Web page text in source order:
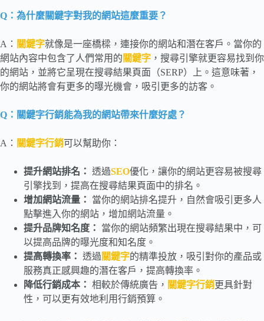
Q：為什麼關鍵字對我的網站這麼重要？
A： 關鍵字就像是一座橋樑，連接你的網站和潛在客戶。當你的
網站內容中包含了人們常用的 關鍵字 ，搜尋引擎就更容易找到你
的網站，並將它呈現在搜尋結果頁面（SERP）上。這意味著，
你的網站將會有更多的曝光機會，吸引更多的訪客。
Q：關鍵字行銷能為我的網站帶來什麼好處？
A： 關鍵字行銷可以幫助你：
提升網站排名： 透過SEO優化，讓你的網站更容易被搜尋
引擎找到，提高在搜尋結果頁面中的排名。
增加網站流量：
當你的網站排名提升，自然會吸引更多人
點擊進入你的網站，增加網站流量。
提升品牌知名度：
當你的網站頻繁出現在搜尋結果中，可
以提高品牌的曝光度和知名度。
提高轉換率： 透過 關鍵字的精準投放，吸引對你的產品或
服務真正感興趣的潛在客戶，提高轉換率。
降低行銷成本： 相較於傳統廣告， 關鍵字行銷更具針對
性，可以更有效地利用行銷預算。